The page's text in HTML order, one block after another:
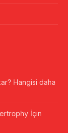
Hangisi daha
İçin